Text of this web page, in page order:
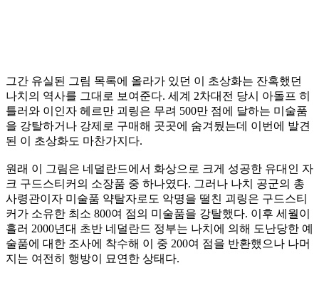
그간 유실된 그림 목록에 올라가 있던 이 초상화는 잔혹했던
나치의 역사를 그대로 보여준다. 세계 2차대전 당시 아돌프 히
틀러와 이인자 헤르만 괴링은 무려 500만 점에 달하는 미술품
을 강탈하거나 강제로 구매해 곳곳에 숨겨뒀는데 이번에 발견
된 이 초상화도 마찬가지다.
원래 이 그림은 네덜란드에서 화상으로 크게 성공한 유대인 자
크 구드스티커의 소장품 중 하나였다. 그러나 나치 공군의 총
사령관이자 미술품 약탈자로도 악명을 떨친 괴링은 구드스티
커가 소유한 최소 800여 점의 미술품을 강탈했다. 이후 세월이
흘러 2000년대 초반 네덜란드 정부는 나치에 의해 도난당한 예
술품에 대한 조사에 착수해 이 중 200여 점을 반환했으나 나머
지는 여전히 행방이 묘연한 상태다.